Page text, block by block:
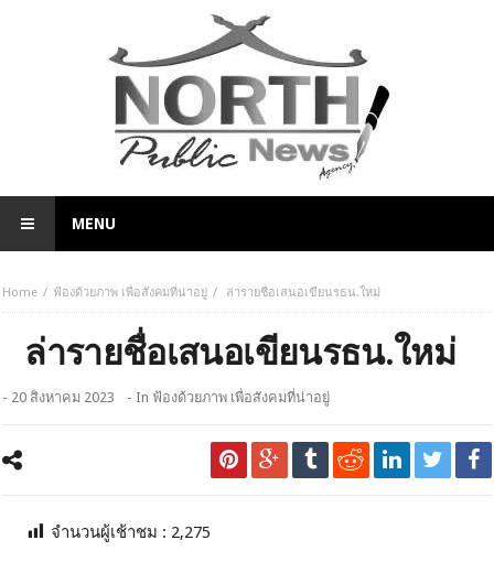
MENU
Home ฟ้องด้วยภาพ เพื่อสังคมที่น่าอยู่ ล่ารายชื่อเสนอเขียนรธน.ใหม่
ล่ารายชื่อเสนอเขียนรธน.ใหม่
- 20 สิงหาคม 2023 - In ฟ้องด้วยภาพ เพื่อสังคมที่น่าอยู่
จำนวนผู้เช้าชม : 2,275